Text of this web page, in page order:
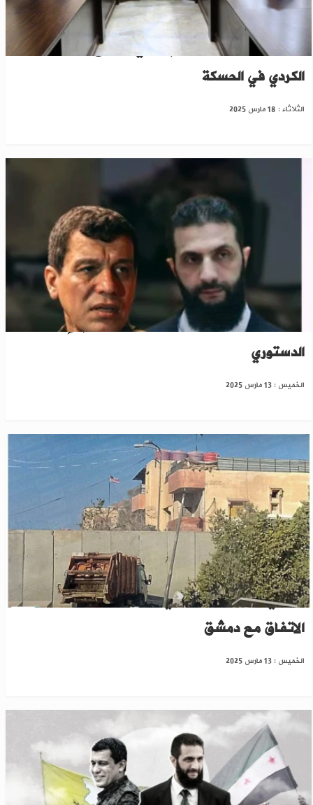
برعاية أمريكية..مظلوم عبدي يجتمع بالمجلس
الكردي في الحسكة
الثلاثاء : 18 مارس 2025
مؤشر على فشل الاتفاق.."قسد" تهاجم الإعلان
الدستوري
الخميس : 13 مارس 2025
حصري لـ"الخابور"..عبدي يكشف بعض تفاصيل
الاتفاق مع دمشق
الخميس : 13 مارس 2025